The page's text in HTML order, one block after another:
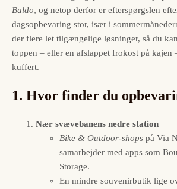
Baldo, og netop derfor er efterspørgslen
dagsopbevaring stor, især i
der flere let tilgængelige løsninger, så du
toppen – eller en afslappet frokost på kajen
kuffert.
1. Hvor finder du
Nær svævebanens nedre station
Bike & Outdoor-shops på Via
samarbejder med apps som
Storage.
En mindre souvenirbutik lige